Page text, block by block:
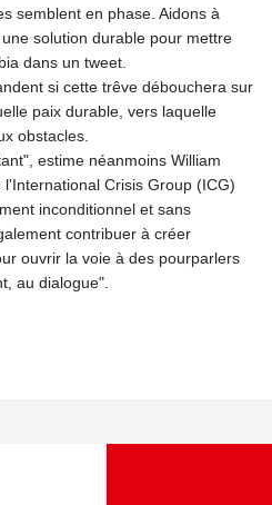
semblent en phase. Aidons à
solution durable pour mettre
dans un tweet.
si cette trêve débouchera sur
paix durable, vers laquelle
obstacles.
estime néanmoins William
Crisis Group (ICG)
inconditionnel et sans
contribuer à créer
ouvrir la voie à des pourparlers
au dialogue".